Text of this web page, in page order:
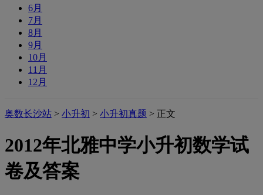
6月
7月
8月
9月
10月
11月
12月
奥数长沙站 > 小升初 > 小升初真题 > 正文
2012年北雅中学小升初数学试
卷及答案